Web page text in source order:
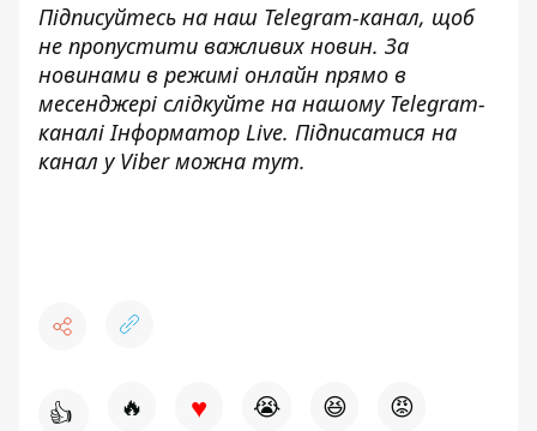
Підписуйтесь на наш Telegram-канал, щоб
не пропустити важливих новин. За
новинами в режимі онлайн прямо в
месенджері слідкуйте на нашому Telegram-
каналіІнформатор Live. Підписатися на
канал у Viber можна тут.
👍 🔥 ♥ 😭 😆 😡